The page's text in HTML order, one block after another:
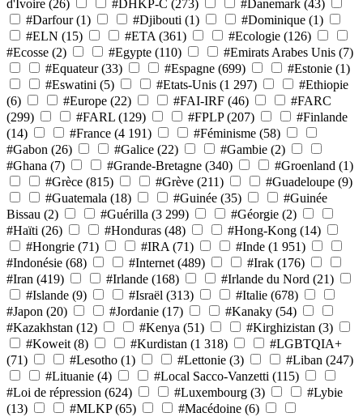
d'Ivoire (26) #DHKP-C (273) #Danemark (43)
#Darfour (1) #Djibouti (1) #Dominique (1)
#ELN (15) #ETA (361) #Ecologie (126)
#Ecosse (2) #Egypte (110) #Emirats Arabes Unis (7)
#Equateur (33) #Espagne (699) #Estonie (1)
#Eswatini (5) #Etats-Unis (1 297)
#Ethiopie
(6)
#Europe (22) #FAI-IRF (46)
#FARC
(299)
#FARL (129) #FPLP (207)
#Finlande
(14)
#France (4 191) #Féminisme (58)
#Gabon (26) #Galice (22) #Gambie (2)
#Ghana (7) #Grande-Bretagne (340) #Groenland (1)
#Grèce (815) #Grève (211) #Guadeloupe (9)
#Guatemala (18) #Guinée (35)
#Guinée
Bissau (2) #Guérilla (3 299) #Géorgie (2)
#Haïti (26) #Honduras (48) #Hong-Kong (14)
#Hongrie (71) #IRA (71) #Inde (1 951)
#Indonésie (68) #Internet (489) #Irak (176)
#Iran (419) #Irlande (168) #Irlande du Nord (21)
#Islande (9) #Israël (313) #Italie (678)
#Japon (20) #Jordanie (17) #Kanaky (54)
#Kazakhstan (12) #Kenya (51) #Kirghizistan (3)
#Koweit (8) #Kurdistan (1 318)
#LGBTQIA+
(71)
#Lesotho (1) #Lettonie (3) #Liban (247)
#Lituanie (4) #Local Sacco-Vanzetti (115)
#Loi de répression (624) #Luxembourg (3)
#Lybie
(13)
#MLKP (65) #Macédoine (6)